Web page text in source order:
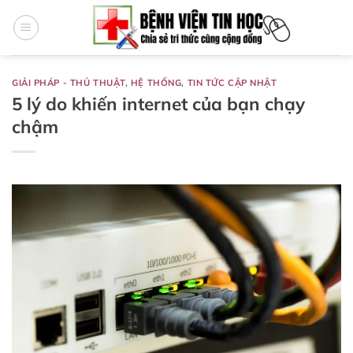
qua
GIẢI PHÁP - THỦ THUẬT, HỆ THỐNG, TIN TỨC CẬP NHẬT
5 lý do khiến internet của bạn chạy
chậm